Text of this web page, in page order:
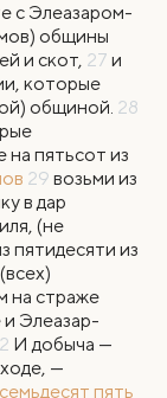
с Элеазаром-
общины
и скот, 27 и
которые
общиной. 28
на пятьсот из
29 возьми из
в дар
(не
пятидесяти из
на страже
Элеазар-
И добыча —
—
пять